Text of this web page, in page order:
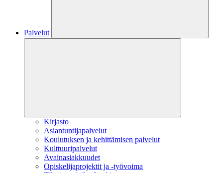
Palvelut
Kirjasto
Asiantuntijapalvelut
Koulutuksen ja kehittämisen palvelut
Kulttuuripalvelut
Avainasiakkuudet
Opiskelijaprojektit​ ja -työvoima